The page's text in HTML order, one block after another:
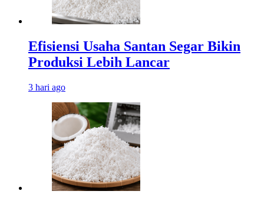
Efisiensi Usaha Santan Segar Bikin
Produksi Lebih Lancar
3 hari ago